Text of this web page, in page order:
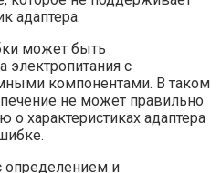
адаптера.
может быть
электропитания с
компонентами. В таком
не может правильно
характеристиках адаптера
определением и